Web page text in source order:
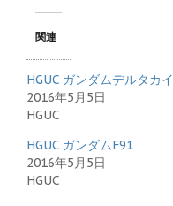
関連
HGUC ガンダムデルタカイ
2016年5月5日
HGUC
HGUC ガンダムF91
2016年5月5日
HGUC